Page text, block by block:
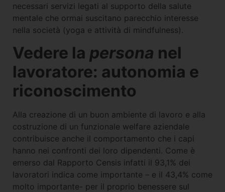
necessari servizi legati al supporto della salute
mentale che ormai suscitano parecchio interesse
nella società (yoga e attività di mindfulness).
Vedere la persona nel
lavoratore: autonomia e
riconoscimento
Alla creazione di un buon ambiente di lavoro e alla
costruzione di un funzionale welfare aziendale
contribuisce anche il comportamento che i capi
hanno nei confronti dei loro dipendenti. Come è
emerso dal Rapporto Censis infatti il 93,1% dei
lavoratori indica come importante – e il 43,4% come
molto importante- per il proprio benessere sul